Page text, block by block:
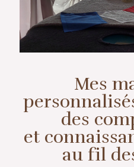
Mes
des
et
au fil